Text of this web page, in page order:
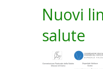
Nuovi
salute